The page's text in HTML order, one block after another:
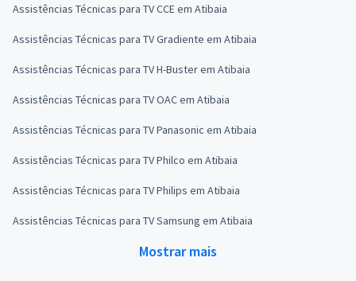
Assistências Técnicas para TV CCE em Atibaia
Assistências Técnicas para TV Gradiente em Atibaia
Assistências Técnicas para TV H-Buster em Atibaia
Assistências Técnicas para TV OAC em Atibaia
Assistências Técnicas para TV Panasonic em Atibaia
Assistências Técnicas para TV Philco em Atibaia
Assistências Técnicas para TV Philips em Atibaia
Assistências Técnicas para TV Samsung em Atibaia
Mostrar mais